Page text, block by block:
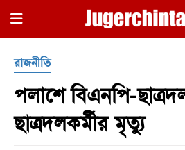
×
রাজনীতি
পলাশে বিএনপি-
ছাত্রদলকর্মীর মৃত্যু